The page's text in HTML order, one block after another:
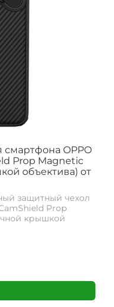
смартфона OPPO
Prop Magnetic
объектива) от
защитный чехол
Prop
крышкой